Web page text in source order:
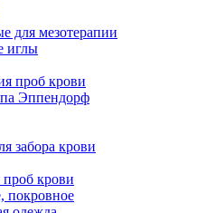
для мезотерапии
иглы
проб крови
Эппендорф
забора крови
проб крови
покровное